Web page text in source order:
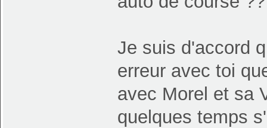
Je suis d'accord
erreur avec toi
avec Morel et sa
quelques temps